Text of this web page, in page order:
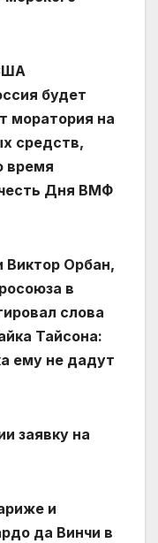
будет
моратория на
средств,
время
Дня ВМФ
Виктор Орбан,
в
слова
Тайсона:
ему не дадут
заявку на
и
да Винчи в